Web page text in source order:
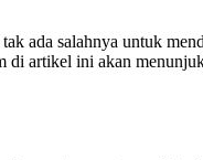
ada salahnya untuk
di artikel ini akan